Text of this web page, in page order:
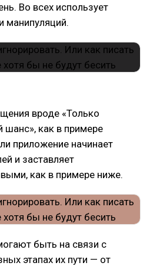
Во всех использует
манипуляций.
вроде «Только
шанс», как в примере
приложение начинает
и заставляет
как в примере ниже.
быть на связи с
этапах их пути — от